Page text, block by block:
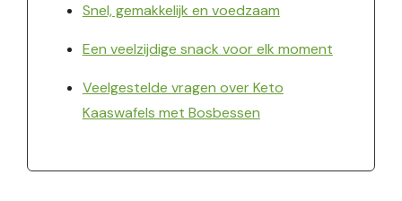
Snel, gemakkelijk en voedzaam
Een veelzijdige snack voor elk moment
Veelgestelde vragen over Keto
Kaaswafels met Bosbessen